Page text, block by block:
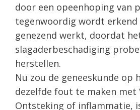
door een opeenhoping van
tegenwoordig wordt erkend
genezend werkt, doordat
slagaderbeschadiging
herstellen.
Nu zou de geneeskunde op
dezelfde fout te maken met
Ontsteking of inflammatie,